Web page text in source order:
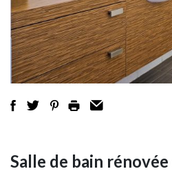
Salle de bain